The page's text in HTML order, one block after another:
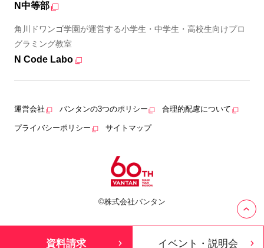
N中等部
角川ドワンゴ学園が運営する小学生・中学生・高校生向けプロ
グラミング教室
N Code Labo
運営会社 バンタンの3つのポリシー 合理的配慮について
プライバシーポリシー サイトマップ
©株式会社バンタン
資料請求 イベント・説明会